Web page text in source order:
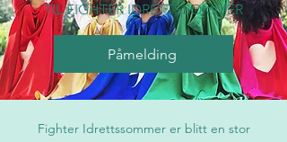
TIL FIGHTER IDRETTSSOMMER
Påmelding
Fighter Idrettssommer er blitt en stor